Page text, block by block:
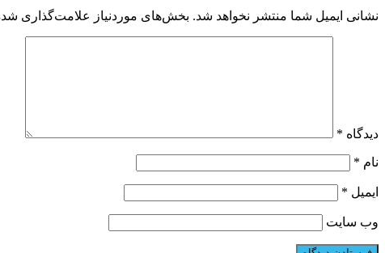
نشانی ایمیل شما منتشر نخواهد شد. بخش‌های موردنیاز علامت‌گذاری
دیدگاه *
نام *
ایمیل *
وب‌ سایت